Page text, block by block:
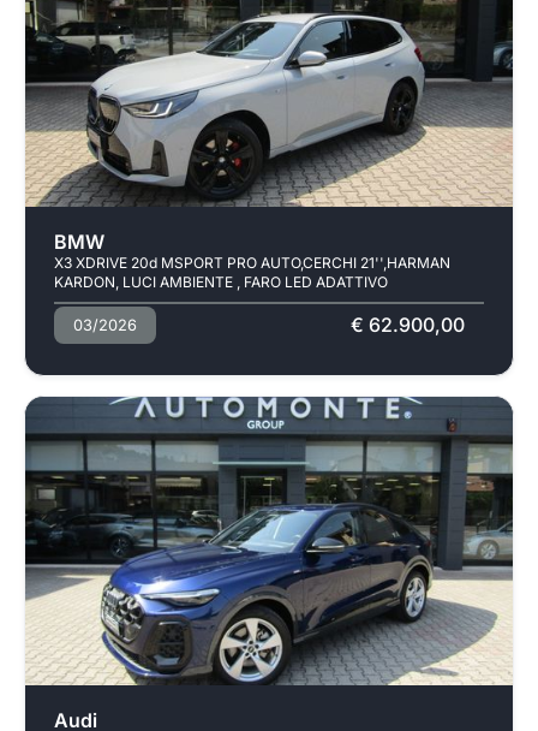
BMW
X3 XDRIVE 20d MSPORT PRO AUTO,CERCHI 21'',HARMAN
KARDON, LUCI AMBIENTE , FARO LED ADATTIVO
03/2026 € 62.900,00
Audi